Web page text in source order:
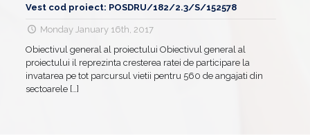
Vest cod proiect: POSDRU/182/2.3/S/152578
Monday January 16th, 2017
Obiectivul general al proiectului Obiectivul general al
proiectului il reprezinta cresterea ratei de participare la
invatarea pe tot parcursul vietii pentru 560 de angajati din
sectoarele […]